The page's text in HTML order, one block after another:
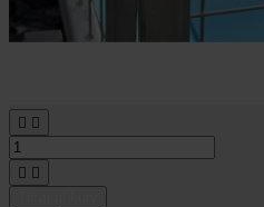
 
 